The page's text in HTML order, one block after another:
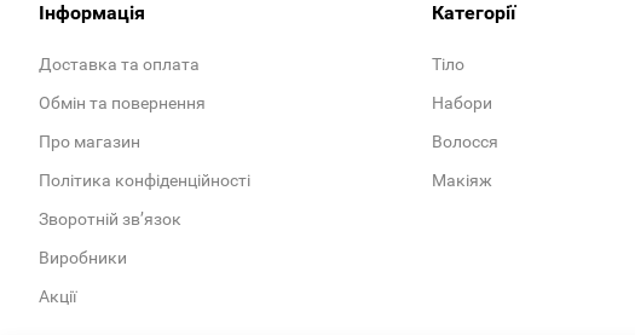
Інформація
Доставка та оплата
Обмін та повернення
Про магазин
Політика конфіденційності
Зворотній зв’язок
Виробники
Акції
Категорії
Тіло
Набори
Волосся
Макіяж